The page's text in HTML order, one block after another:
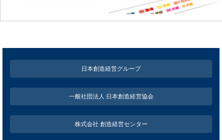
日本創造経営グループ
一般社団法人 日本創造経営協会
株式会社 創造経営センター